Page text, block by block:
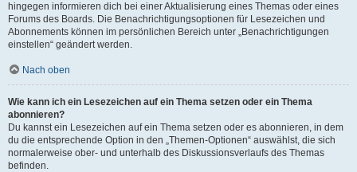
hingegen informieren dich bei einer Aktualisierung eines Themas oder eines
Forums des Boards. Die Benachrichtigungsoptionen für Lesezeichen und
Abonnements können im persönlichen Bereich unter „Benachrichtigungen
einstellen“ geändert werden.
Nach oben
Wie kann ich ein Lesezeichen auf ein Thema setzen oder ein Thema
abonnieren?
Du kannst ein Lesezeichen auf ein Thema setzen oder es abonnieren, in dem
du die entsprechende Option in den „Themen-Optionen“ auswählst, die sich
normalerweise ober- und unterhalb des Diskussionsverlaufs des Themas
befinden.